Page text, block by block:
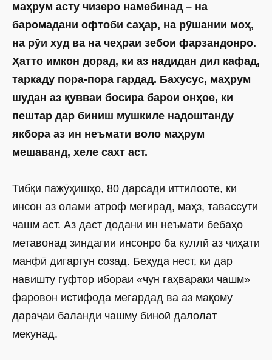
маҳрум асту чизеро намебинад – на
баромадани офтоби саҳар, на рӯшании моҳ,
на рӯи худ ва на чеҳраи зебои фарзандонро.
Ҳатто имкон дорад, ки аз надидан дил кафад,
таркаду пора-пора гардад. Бахусус, маҳрум
шудан аз қувваи босира барои онҳое, ки
пештар дар биниш мушкиле надоштанду
якбора аз ин неъмати воло маҳрум
мешаванд, хеле сахт аст.
Тибқи пажӯҳишҳо, 80 дарсади иттилооте, ки
инсон аз олами атроф мегирад, маҳз, тавассути
чашм аст. Аз даст додани ин неъмати бебаҳо
метавонад зиндагии инсонро ба куллӣ аз ҷиҳати
манфӣ дигаргун созад. Беҳуда нест, ки дар
навишту гуфтор ибораи «чун гаҳвараки чашм»
фаровон истифода мегардад ва аз мақому
дараҷаи баланди чашму биноӣ далолат
мекунад.